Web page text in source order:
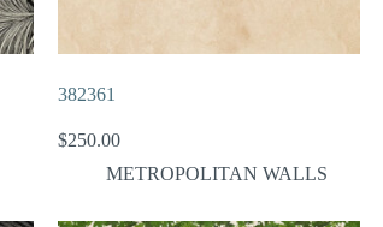
382361
$250.00
METROPOLITAN WALLS